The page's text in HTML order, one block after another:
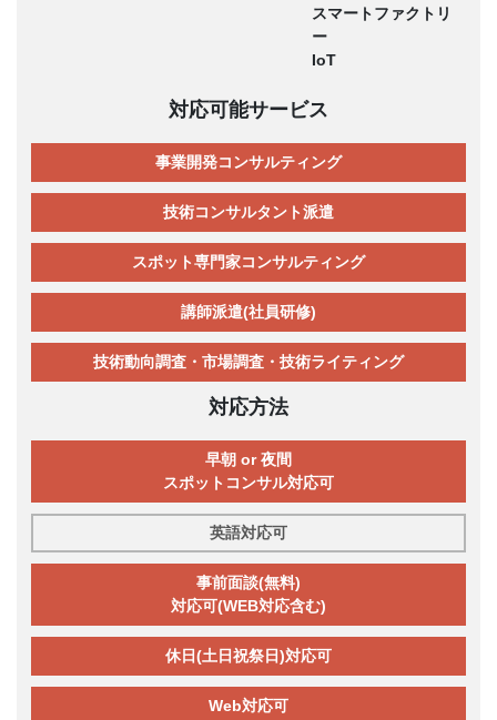
スマートファクトリ
ー
IoT
対応可能サービス
事業開発コンサルティング
技術コンサルタント派遣
スポット専門家コンサルティング
講師派遣(社員研修)
技術動向調査・市場調査・技術ライティング
対応方法
早朝 or 夜間
スポットコンサル対応可
英語対応可
事前面談(無料)
対応可(WEB対応含む)
休日(土日祝祭日)対応可
Web対応可